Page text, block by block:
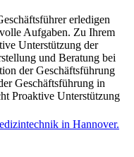
erledigen
Aufgaben. Zu Ihrem
Unterstützung der
und Beratung bei
der Geschäftsführung
Geschäftsführung in
Proaktive Unterstützung